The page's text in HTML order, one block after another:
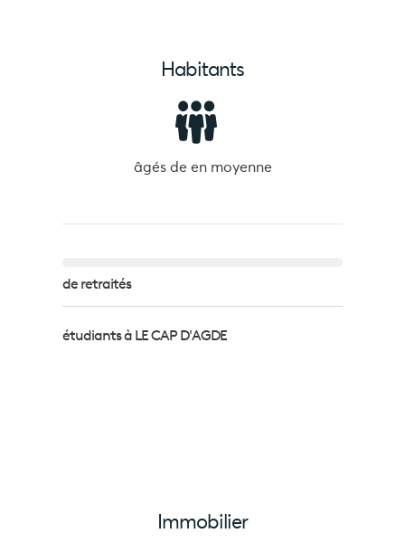
Habitants
âgés de en moyenne
de retraités
étudiants à LE CAP D'AGDE
Immobilier